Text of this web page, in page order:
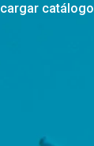
catálogo